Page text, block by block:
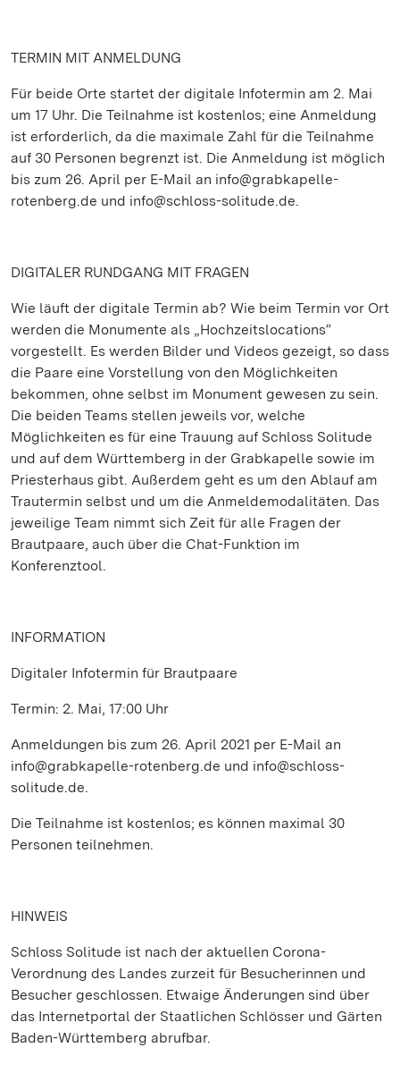
TERMIN MIT ANMELDUNG
Für beide Orte startet der digitale Infotermin am 2. Mai
um 17 Uhr. Die Teilnahme ist kostenlos; eine Anmeldung
ist erforderlich, da die maximale Zahl für die Teilnahme
auf 30 Personen begrenzt ist. Die Anmeldung ist möglich
bis zum 26. April per E-Mail an info@grabkapelle-
rotenberg.de und info@schloss-solitude.de.
DIGITALER RUNDGANG MIT FRAGEN
Wie läuft der digitale Termin ab? Wie beim Termin vor Ort
werden die Monumente als „Hochzeitslocations“
vorgestellt. Es werden Bilder und Videos gezeigt, so dass
die Paare eine Vorstellung von den Möglichkeiten
bekommen, ohne selbst im Monument gewesen zu sein.
Die beiden Teams stellen jeweils vor, welche
Möglichkeiten es für eine Trauung auf Schloss Solitude
und auf dem Württemberg in der Grabkapelle sowie im
Priesterhaus gibt. Außerdem geht es um den Ablauf am
Trautermin selbst und um die Anmeldemodalitäten. Das
jeweilige Team nimmt sich Zeit für alle Fragen der
Brautpaare, auch über die Chat-Funktion im
Konferenztool.
INFORMATION
Digitaler Infotermin für Brautpaare
Termin: 2. Mai, 17:00 Uhr
Anmeldungen bis zum 26. April 2021 per E-Mail an
info@grabkapelle-rotenberg.de und info@schloss-
solitude.de.
Die Teilnahme ist kostenlos; es können maximal 30
Personen teilnehmen.
HINWEIS
Schloss Solitude ist nach der aktuellen Corona-
Verordnung des Landes zurzeit für Besucherinnen und
Besucher geschlossen. Etwaige Änderungen sind über
das Internetportal der Staatlichen Schlösser und Gärten
Baden-Württemberg abrufbar.